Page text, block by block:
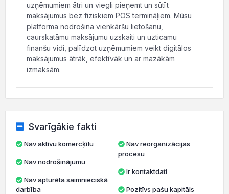
uzņēmumiem ātri un viegli pieņemt un sūtīt
maksājumus bez fiziskiem POS termināļiem. Mūsu
platforma nodrošina vienkāršu lietošanu,
caurskatāmu maksājumu uzskaiti un uzticamu
finanšu vidi, palīdzot uzņēmumiem veikt digitālos
maksājumus ātrāk, efektīvāk un ar mazākām
izmaksām.
Svarīgākie fakti
Nav aktīvu komercķīlu
Nav nodrošinājumu
darbība
Nav reorganizācijas
procesu
Ir kontaktdati
Pozitīvs pašu kapitāls